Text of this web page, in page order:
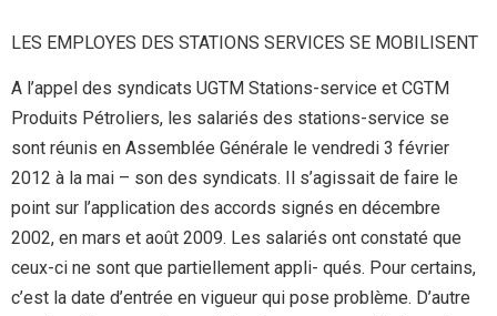
LES EMPLOYES DES STATIONS SERVICES SE MOBILISENT
A l’appel des syndicats UGTM Stations-service et CGTM
Produits Pétroliers, les salariés des stations-service se
sont réunis en Assemblée Générale le vendredi 3 février
2012 à la mai – son des syndicats. Il s’agissait de faire le
point sur l’application des accords signés en décembre
2002, en mars et août 2009. Les salariés ont constaté que
ceux-ci ne sont que partiellement appli- qués. Pour certains,
c’est la date d’entrée en vigueur qui pose problème. D’autre